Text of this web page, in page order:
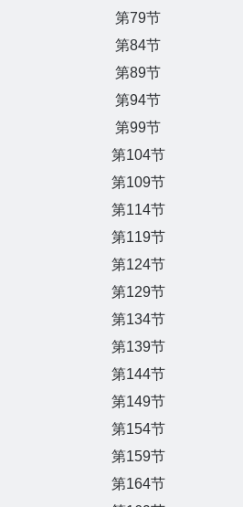
第79节
第84节
第89节
第94节
第99节
第104节
第109节
第114节
第119节
第124节
第129节
第134节
第139节
第144节
第149节
第154节
第159节
第164节